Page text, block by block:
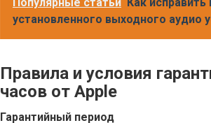
установленного выходного аудио
Правила и условия
часов от Apple
Гарантийный период